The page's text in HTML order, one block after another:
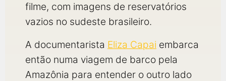
filme, com imagens de reservatórios
vazios no sudeste brasileiro.
A documentarista Eliza Capai embarca
então numa viagem de barco pela
Amazônia para entender o outro lado